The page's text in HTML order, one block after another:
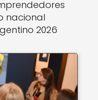
nacional
2026